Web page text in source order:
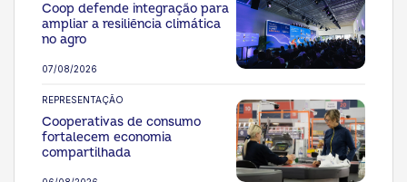
07/08/2026
Coop defende integração para
ampliar a resiliência climática
no agro
REPRESENTAÇÃO
Cooperativas de consumo
fortalecem economia
compartilhada